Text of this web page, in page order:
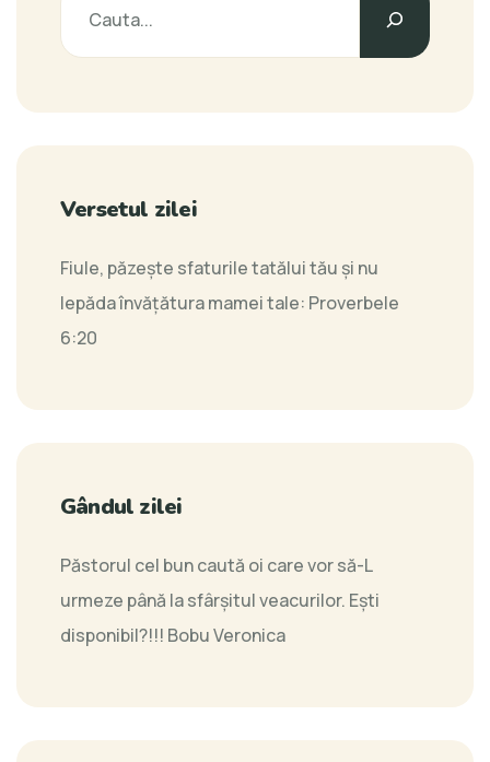
Versetul zilei
Fiule, păzeşte sfaturile tatălui tău şi nu
lepăda învăţătura mamei tale: Proverbele
6:20
Gândul zilei
Păstorul cel bun caută oi care vor să-L
urmeze până la sfârşitul veacurilor. Eşti
disponibil?!!! Bobu Veronica